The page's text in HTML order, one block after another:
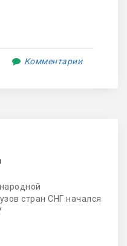
Комментарии
стран СНГ начался